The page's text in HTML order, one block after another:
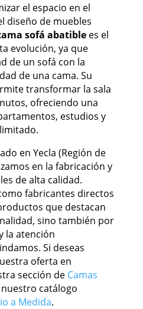
el espacio en el
diseño de muebles
sofá abatiblees el
evolución, ya que
de un sofá con la
de una cama. Su
transformar la sala
ofreciendo una
estudios y
en Yecla (Región de
en la fabricación y
de alta calidad.
fabricantes directos
que destacan
sino también por
la atención
Si deseas
oferta en
sección de Camas
catálogo
a Medida.